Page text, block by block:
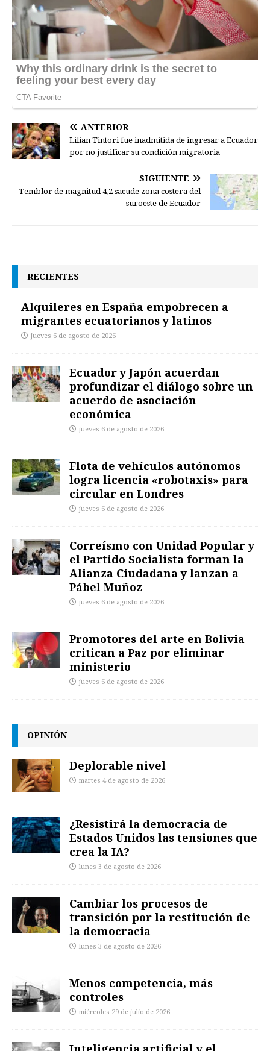
ANTERIOR
Lilian Tintori fue inadmitida de ingresar a Ecuador
por no justificar su condición migratoria
SIGUIENTE
Temblor de magnitud 4,2 sacude zona costera del
suroeste de Ecuador
RECIENTES
Alquileres en España empobrecen a
migrantes ecuatorianos y latinos
jueves 6 de agosto de 2026
Ecuador y Japón acuerdan
profundizar el diálogo sobre un
acuerdo de asociación
económica
jueves 6 de agosto de 2026
Flota de vehículos autónomos
logra licencia «robotaxis» para
circular en Londres
jueves 6 de agosto de 2026
Correísmo con Unidad Popular y
el Partido Socialista forman la
Alianza Ciudadana y lanzan a
Pábel Muñoz
jueves 6 de agosto de 2026
Promotores del arte en Bolivia
critican a Paz por eliminar
ministerio
jueves 6 de agosto de 2026
OPINIÓN
Deplorable nivel
martes 4 de agosto de 2026
¿Resistirá la democracia de
Estados Unidos las tensiones que
crea la IA?
lunes 3 de agosto de 2026
Cambiar los procesos de
transición por la restitución de
la democracia
lunes 3 de agosto de 2026
Menos competencia, más
controles
miércoles 29 de julio de 2026